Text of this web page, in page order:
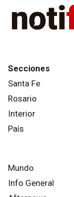
Secciones
Santa Fe
Rosario
Interior
País
Mundo
Info General